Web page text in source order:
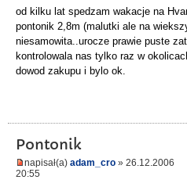
od kilku lat spedzam wakacje na
pontonik 2,8m (malutki ale na
niesamowita..urocze prawie puste
kontrolowala nas tylko raz w
dowod zakupu i bylo ok.
Pontonik
napisał(a) adam_cro » 26.12.2006
20:55